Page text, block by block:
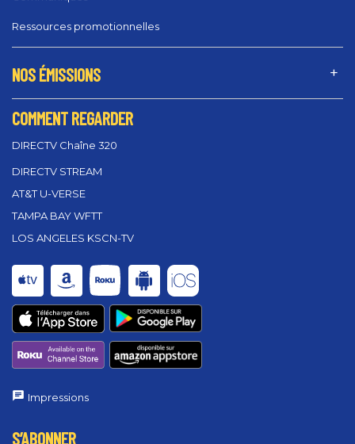
Ressources promotionnelles
NOS ÉMISSIONS
COMMENT REGARDER
DIRECTV Chaîne 320
DIRECTV STREAM
AT&T U-VERSE
TAMPA BAY WFTT
LOS ANGELES KSCN-TV
Impressions
S’ABONNER